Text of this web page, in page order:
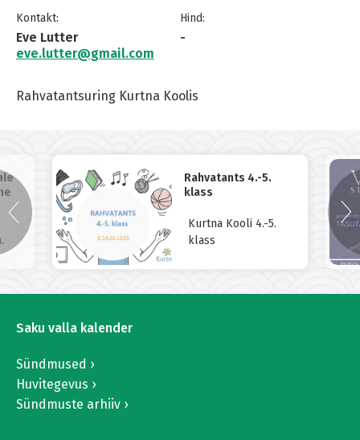
Kontakt:
Eve Lutter
eve.lutter@gmail.com
Hind:
-
Rahvatantsuring Kurtna Koolis
Rahvatants 4.-5.
klass
Kurtna Kooli 4.-5.
klass
Saku valla kalender
Sündmused
Huvitegevus
Sündmuste arhiiv